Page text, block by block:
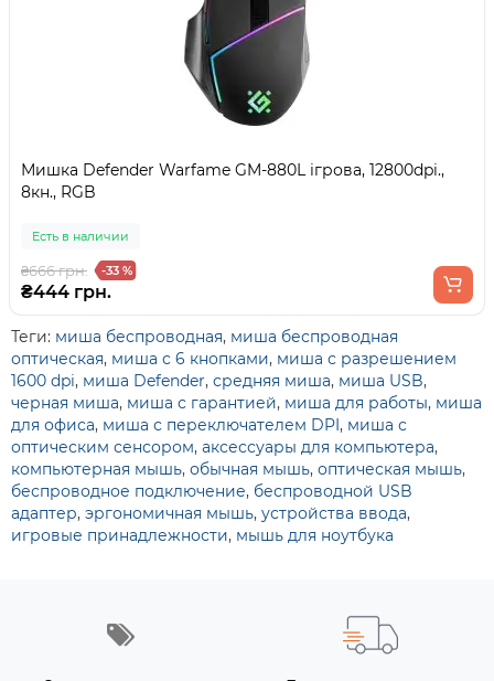
Мишка Defender Warfame GM-880L ігрова, 12800dpi.,
8кн., RGB
Есть в наличии
₴666 грн. -33 %
₴444 грн.
Теги: миша беспроводная, миша беспроводная
оптическая, миша с 6 кнопками, миша с разрешением
1600 dpi, миша Defender, средняя миша, миша USB,
черная миша, миша с гарантией, миша для работы, миша
для офиса, миша с переключателем DPI, миша с
оптическим сенсором, аксессуары для компьютера,
компьютерная мышь, обычная мышь, оптическая мышь,
беспроводное подключение, беспроводной USB
адаптер, эргономичная мышь, устройства ввода,
игровые принадлежности, мышь для ноутбука